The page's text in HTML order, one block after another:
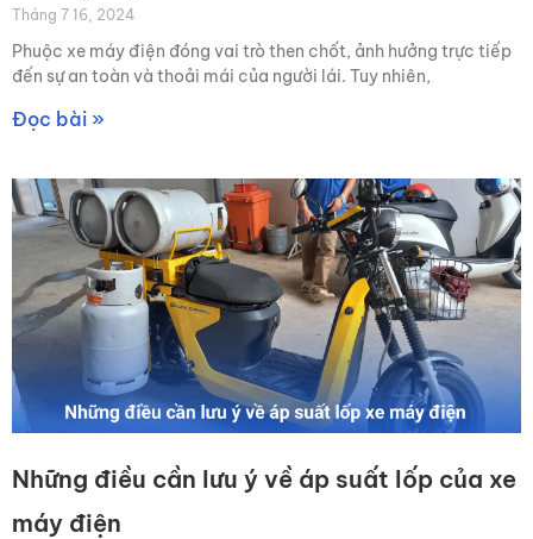
Tháng 7 16, 2024
Phuộc xe máy điện đóng vai trò then chốt, ảnh hưởng trực tiếp
đến sự an toàn và thoải mái của người lái. Tuy nhiên,
Đọc bài »
Những điều cần lưu ý về áp suất lốp của xe
máy điện